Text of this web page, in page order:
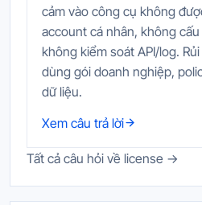
cảm vào công cụ không
account cá nhân, không
không kiểm soát API/log.
dùng gói doanh nghiệp,
dữ liệu.
Xem câu trả lời
Tất cả câu hỏi về license →